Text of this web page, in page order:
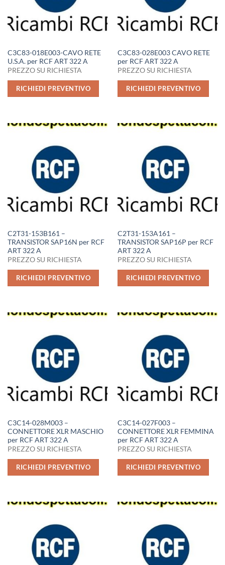
C3C83-018E003-CAVO RETE
U.S.A. per RCF ART 322 A
PREZZO SU RICHIESTA
RICHIEDI PREVENTIVO
C3C83-028E003 CAVO RETE
per RCF ART 322 A
PREZZO SU RICHIESTA
RICHIEDI PREVENTIVO
C2T31-153B161 –
TRANSISTOR SAP16N per RCF
ART 322 A
PREZZO SU RICHIESTA
RICHIEDI PREVENTIVO
C2T31-153A161 –
TRANSISTOR SAP16P per RCF
ART 322 A
PREZZO SU RICHIESTA
RICHIEDI PREVENTIVO
C3C14-028M003 –
CONNETTORE XLR MASCHIO
per RCF ART 322 A
PREZZO SU RICHIESTA
RICHIEDI PREVENTIVO
C3C14-027F003 –
CONNETTORE XLR FEMMINA
per RCF ART 322 A
PREZZO SU RICHIESTA
RICHIEDI PREVENTIVO